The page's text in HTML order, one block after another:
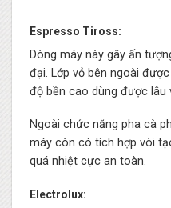
Espresso Tiross:
Dòng máy này gây ấn
đại. Lớp vỏ bên ngoài
độ bền cao dùng được lâu
Ngoài chức năng pha cà
máy còn có tích hợp vòi
quá nhiệt cực an toàn.
Electrolux: